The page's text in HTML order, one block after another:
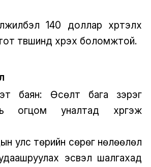
140 доллар хүртэлх
түвшинд хүрэх боломжтой.
баян: Өсөлт бага зэрэг
огцом уналтад хүргэж
улс төрийн сөрөг нөлөөлөл
эсвэл шалгахад